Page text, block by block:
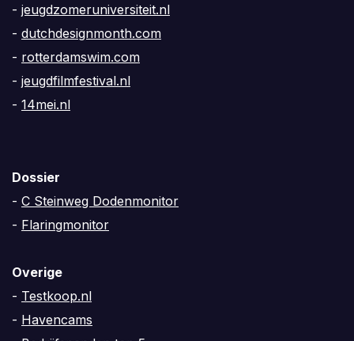
- jeugdzomeruniversiteit.nl
- dutchdesignmonth.com
- rotterdamswim.com
- jeugdfilmfestival.nl
- 14mei.nl
Dossier
- C Steinweg Dodenmonitor
- Flaringmonitor
Overige
- Testkoop.nl
- Havencams